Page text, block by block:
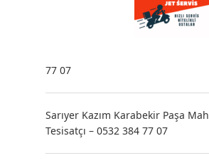
77 07
Sarıyer Kazım Karabekir Paşa
Tesisatçı – 0532 384 77 07